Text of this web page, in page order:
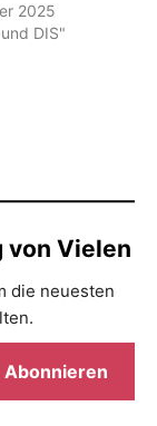
2025
DIS"
von Vielen
die neuesten
Abonnieren